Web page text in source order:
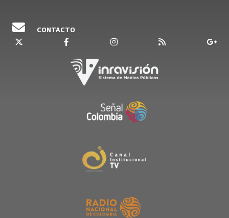
CONTACTO